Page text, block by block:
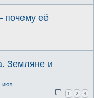
почему её
Земляне и
июл
1 2 3